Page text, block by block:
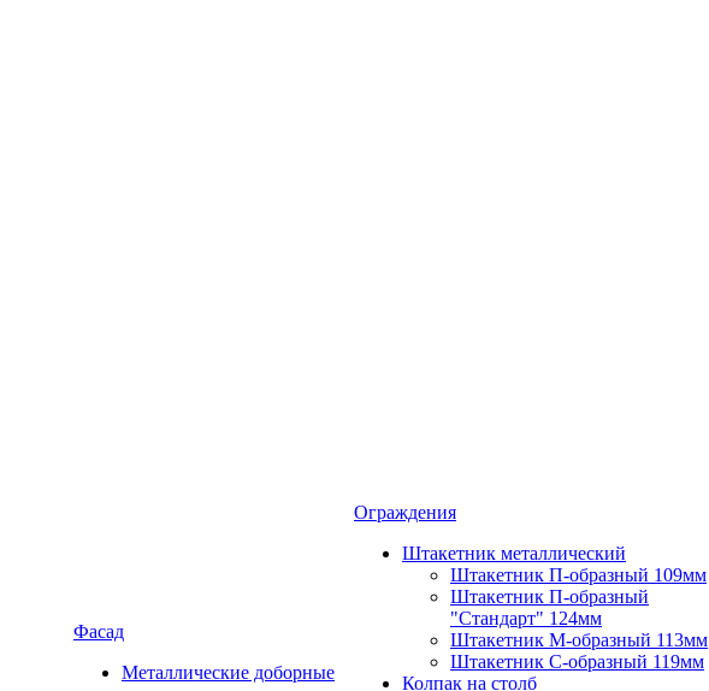
Фасад
Металлические доборные
Ограждения
Штакетник металлический
Штакетник П-образный 109мм
Штакетник П-образный
"Стандарт" 124мм
Штакетник М-образный 113мм
Штакетник С-образный 119мм
Колпак на столб